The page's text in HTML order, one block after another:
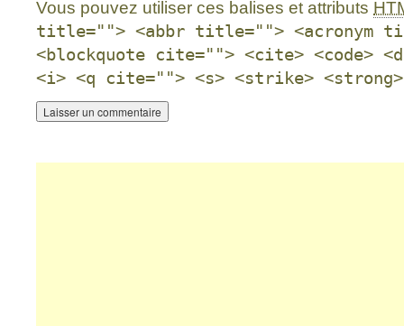
Vous pouvez utiliser ces balises et attributs
title=""> <abbr title=""> <acronym
<blockquote cite=""> <cite> <code>
<i> <q cite=""> <s> <strike> <strong>